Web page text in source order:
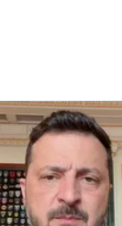
життя":
Відео
долучаються